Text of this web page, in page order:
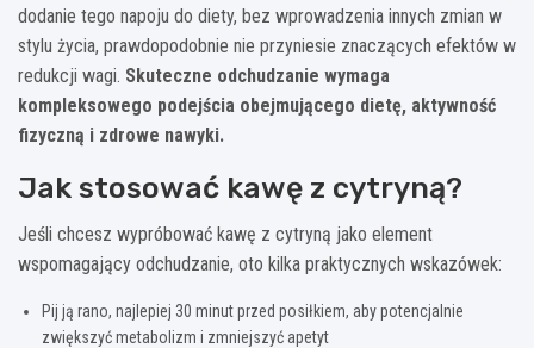
dodanie tego napoju do diety, bez wprowadzenia innych zmian w
stylu życia, prawdopodobnie nie przyniesie znaczących efektów w
redukcji wagi. Skuteczne odchudzanie wymaga
kompleksowego podejścia obejmującego dietę, aktywność
fizyczną i zdrowe nawyki.
Jak stosować kawę z cytryną?
Jeśli chcesz wypróbować kawę z cytryną jako element
wspomagający odchudzanie, oto kilka praktycznych wskazówek:
Pij ją rano, najlepiej 30 minut przed posiłkiem, aby potencjalnie
zwiększyć metabolizm i zmniejszyć apetyt